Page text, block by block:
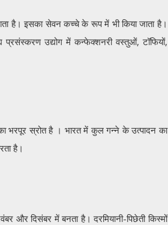
है। इसका सेवन कच्चे के रूप में भी किया जाता है।
प्रसंस्करण उद्योग में कन्फेक्शनरी वस्तुओं, टॉफियों,
भरपूर स्रोत है । भारत में कुल गन्ने के उत्पादन का
है।
और दिसंबर में बनता है। दरमियानी-पिछेती किस्मों